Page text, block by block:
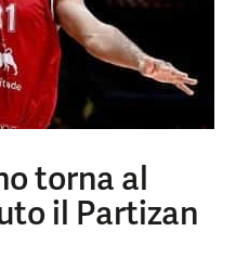
torna al
il Partizan